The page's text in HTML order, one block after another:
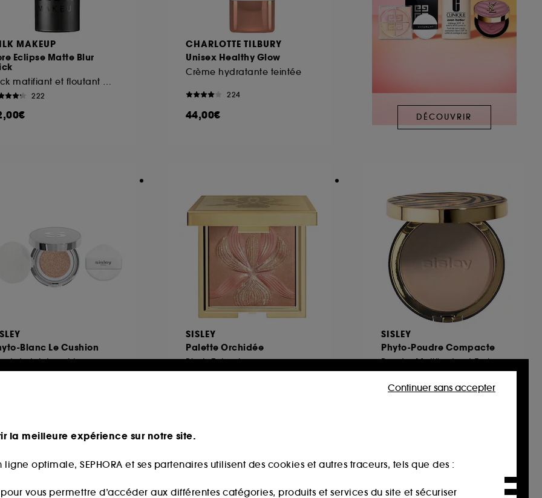
MAKEUP
Eclipse Matte Blur
222
CHARLOTTE TILBURY
Unisex Healthy Glow
Crème hydratante teintée
224
44,00€ DÉCOUVRIR
Blanc Le Cushion
de teint cushion
SISLEY
Palette Orchidée
Blush Enlumineur
SISLEY
Phyto-Poudre Compacte
Poudre Matifiante et Embellissante
3
fidélité web
la meilleure expérience sur notre site.
optimale, SEPHORA et ses partenaires utilisent des cookies et autres traceurs, tels que des :
pour vous permettre d’accéder aux différentes catégories, produits et services du site et sécuriser
Continuer sans accepter